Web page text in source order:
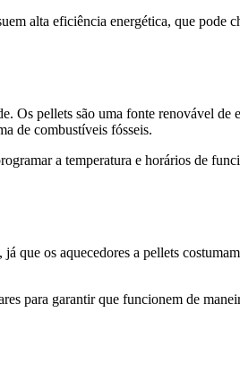
alta eficiência energética, que pode
Os pellets são uma fonte renovável
de combustíveis fósseis.
a temperatura e horários de
que os aquecedores a pellets
para garantir que funcionem de